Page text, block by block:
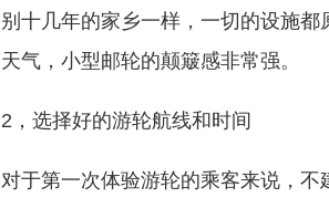
别十几年的家乡一样，一切的设施
天气，小型邮轮的颠簸感非常强。
2，选择好的游轮航线和时间
对于第一次体验游轮的乘客来说，